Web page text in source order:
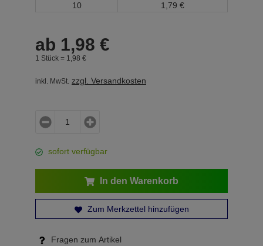
10
1, 79 €
ab 1,98 €
1 Stück = 1, 98 €
inkl. MwSt. zzgl. Versandkosten
sofort verfügbar
In den Warenkorb
Zum Merkzettel hinzufügen
Fragen zum Artikel